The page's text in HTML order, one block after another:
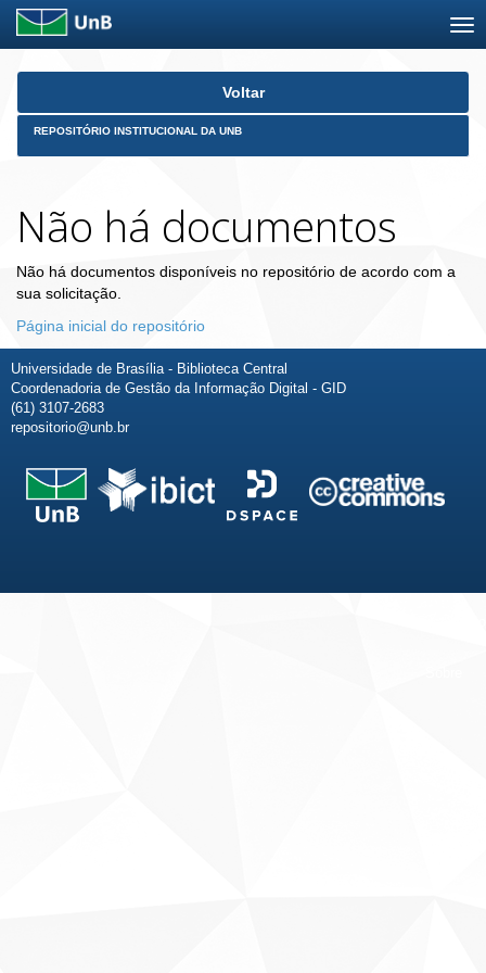
Skip
Voltar
REPOSITÓRIO INSTITUCIONAL DA UNB
Não há documentos
Não há documentos disponíveis no repositório de acordo com a
sua solicitação.
Página inicial do repositório
Universidade de Brasília - Biblioteca Central
Coordenadoria de Gestão da Informação Digital - GID
(61) 3107-2683
repositorio@unb.br